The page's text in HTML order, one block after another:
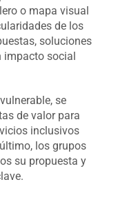
o mapa visual
de los
soluciones
impacto social
se
de valor para
inclusivos
los grupos
su propuesta y